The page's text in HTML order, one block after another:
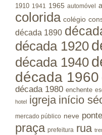
1910 1941 1965 automóvel
colorida colégio
década 1890
década 1920
década 1940
década 1960
década 1980 enchente
hotel igreja início
mercado público neve ponte
praça prefeitura rua